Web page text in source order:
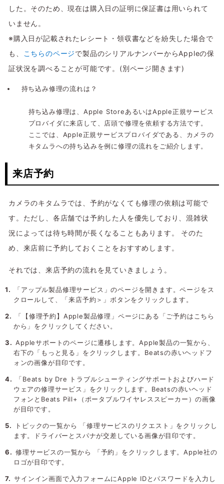
した。そのため、現在は購入日の証明に保証書は用いられて
いません。
※購入日が記載されたレシート・領収書などを紛失した場合で
も、
こちらのページで製品のシリアルナンバーからAppleの保
証状況を調べることが可能です。(別ページ開きます)
持ち込み修理の流れは？
持ち込み修理は、Apple StoreあるいはApple正規サービス
プロバイダに来店して、店頭で修理を依頼する方法です。
ここでは、Apple正規サービスプロバイダである、カメラの
キタムラへの持ち込みを例に修理の流れをご紹介します。
来店予約
カメラのキタムラでは、予約がなくても修理の依頼は可能で
す。ただし、各店舗では予約した人を優先しており、混雑状
況によっては待ち時間が長くなることもあります。 そのた
め、来店前に予約しておくことをおすすめします。
それでは、来店予約の流れを見ていきましょう。
「アップル製品修理サービス」のページを開きます。ページをス
クロールして、「来店予約＞」ボタンをクリックします。
「【修理予約】Apple製品修理」ページにある「ご予約はこちら
から」をクリックしてください。
Appleサポートのページに遷移します。Apple製品の一覧から、
右下の「もっと見る」をクリックします。Beatsの赤いヘッドフ
ォンの画像が目印です。
「Beats by Dre トラブルシューティングサポートおよびハード
ウェアの修理サービス」をクリックします。Beatsの赤いヘッド
フォンとBeats Pill+（ポータブルワイヤレススピーカー）の画像
が目印です。
トピックの一覧から 「修理サービスのリクエスト」をクリックし
ます。ドライバーとスパナが交差している画像が目印です。
修理サービスの一覧から 「予約」をクリックします。Apple社の
ロゴが目印です。
サインイン画面で入力フォームにApple IDとパスワードを入力し